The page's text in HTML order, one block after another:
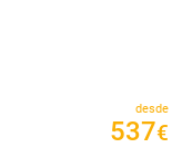
desde
537€